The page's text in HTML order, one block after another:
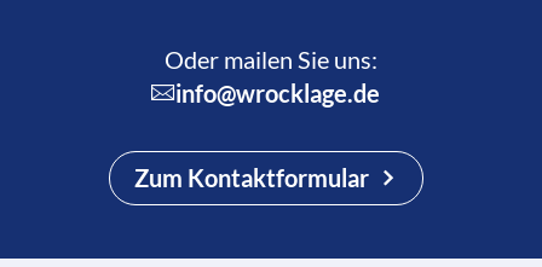
Oder mailen Sie uns:
info@wrocklage.de
Zum Kontaktformular